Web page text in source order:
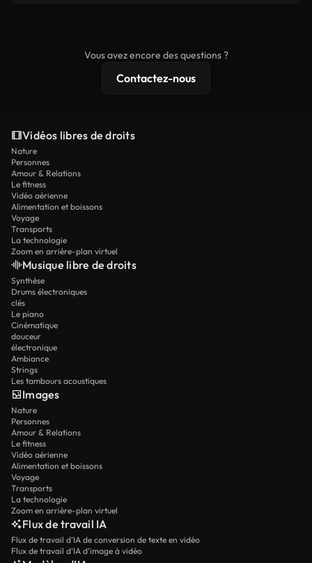
résolution 4K et des protections de licence
Vous avez encore des questions ?
Contactez-nous
Vidéos libres de droits
Nature
Personnes
Amour & Relations
Le fitness
Vidéo aérienne
Alimentation et boissons
Voyage
Transports
La technologie
Zoom en arrière-plan virtuel
Musique libre de droits
Synthèse
Drums électroniques
clés
Le piano
Cinématique
douceur
électronique
Ambiance
Strings
Les tambours acoustiques
Images
Nature
Personnes
Amour & Relations
Le fitness
Vidéo aérienne
Alimentation et boissons
Voyage
Transports
La technologie
Zoom en arrière-plan virtuel
Flux de travail IA
Flux de travail d’IA de conversion de texte en vidéo
Flux de travail d’IA d’image à vidéo